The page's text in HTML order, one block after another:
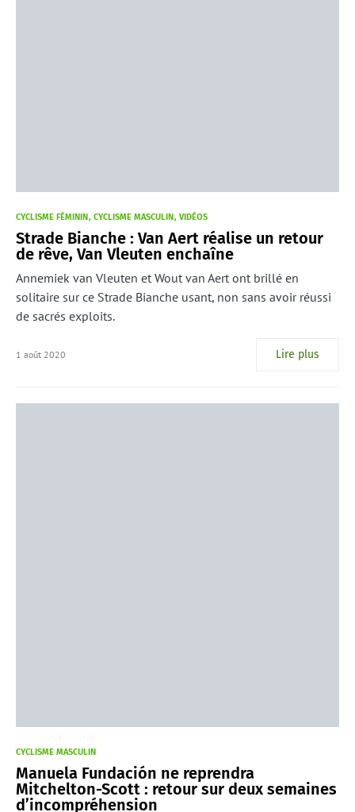
CYCLISME FÉMININ CYCLISME MASCULIN VIDÉOS
Strade Bianche : Van Aert réalise un retour
de rêve, Van Vleuten enchaîne
Annemiek van Vleuten et Wout van Aert ont brillé en
solitaire sur ce Strade Bianche usant, non sans avoir réussi
de sacrés exploits.
1 août 2020 Lire plus
CYCLISME MASCULIN
Manuela Fundación ne reprendra
Mitchelton-Scott : retour sur deux semaines
d’incompréhension